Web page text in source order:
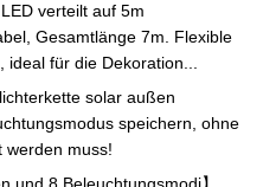
verteilt auf 5m
Gesamtlänge 7m. Flexible
für die Dekoration...
solar außen
speichern, ohne
werden muss!